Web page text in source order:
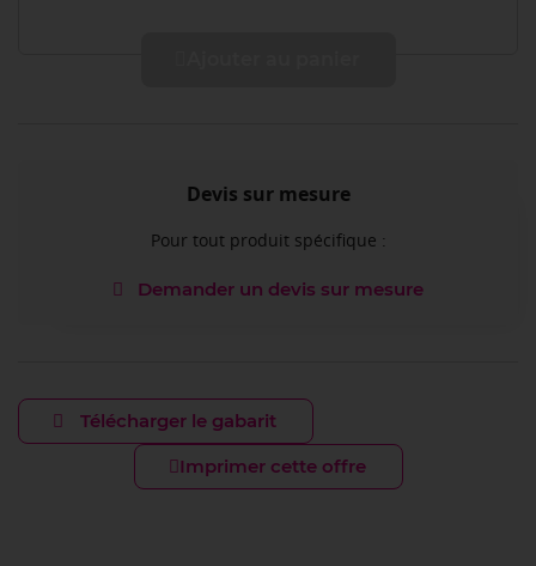
Devis sur mesure
Pour tout produit spécifique :
Demander un devis sur mesure
Télécharger le gabarit
Imprimer cette offre